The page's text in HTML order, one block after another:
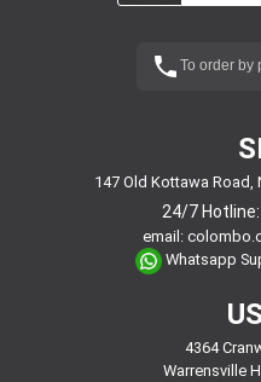
To order by
147 Old Kottawa Road,
24/7 Hotline:
email:
Whatsapp
4364
Warrensville